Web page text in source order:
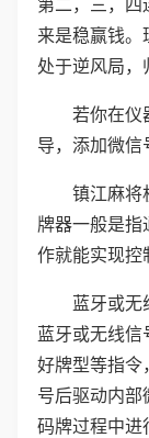
第二，三，
来是稳赢钱
处于逆风局，
若你在仪
导，添加微信
镇江麻将
牌器一般是
作就能实现控
蓝牙或无
蓝牙或无线
好牌型等指令
号后驱动内部
码牌过程中进